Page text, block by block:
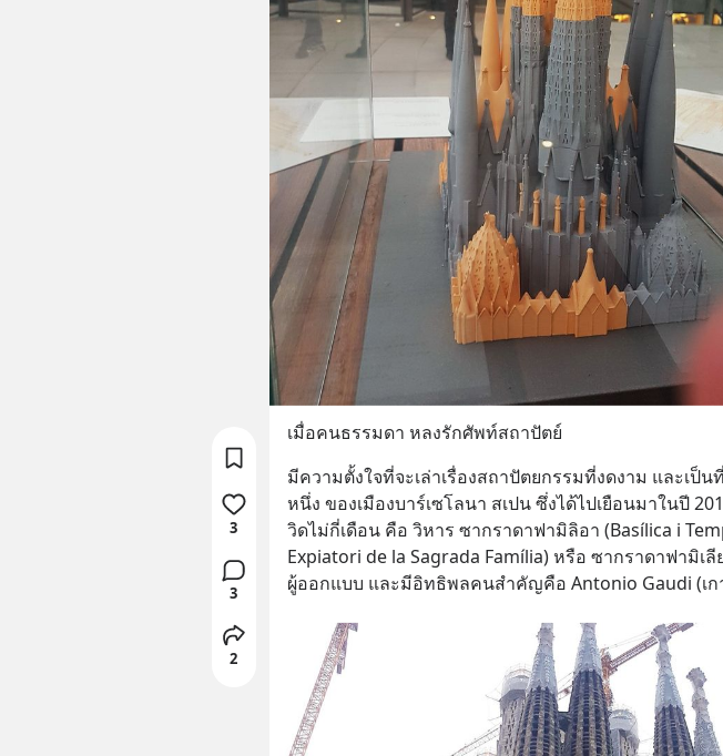
เมื่อคนธรรมดา หลงรักศัพท์สถาปัตย์
มีความตั้งใจที่จะเล่าเรื่องสถาปัตยกรรมที่งดงาม และเป็น
หนึ่ง ของเมืองบาร์เซโลนา สเปน ซึ่งได้ไปเยือนมาในปี
วิดไม่กี่เดือน คือ วิหาร ซากราดาฟามิลิอา (Basílica i
Expiatori de la Sagrada Família) หรือ ซากราดาฟามิเ
ผู้ออกแบบ และมีอิทธิพลคนสำคัญคือ Antonio Gaudi (เก
3
3
2